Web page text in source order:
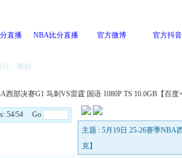
直播 NBA比分直播 官方微博 官方抖音
行 帮助
西部决赛G1 马刺VS雷霆 国语 1080P TS 10.0GB【百度+
54/54 Go
主题 : 5月19日 25-26赛季NBA
克】